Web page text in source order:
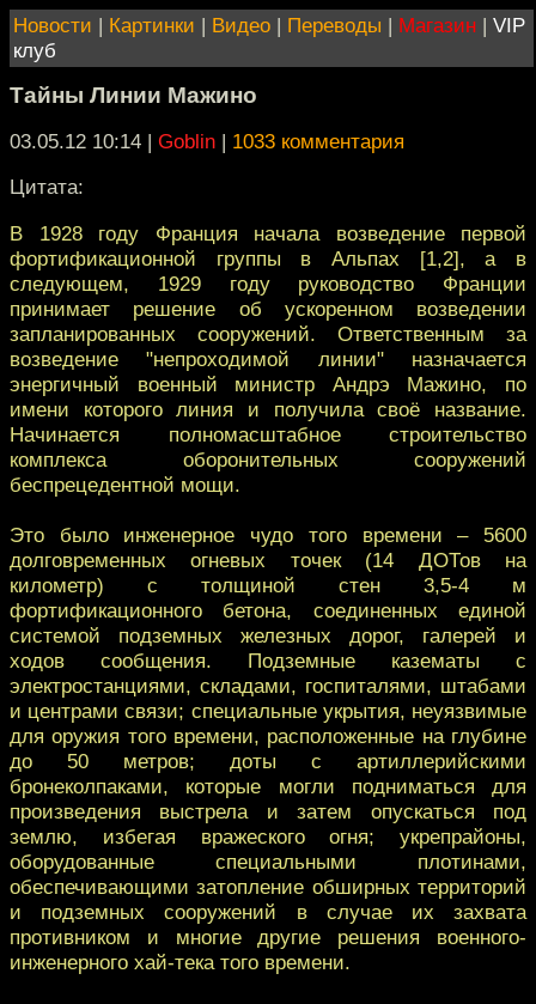
Новости | Картинки | Видео | Переводы | Магазин | VIP
клуб
Тайны Линии Мажино
03.05.12 10:14 | Goblin | 1033 комментария
Цитата:
В 1928 году Франция начала возведение первой
фортификационной группы в Альпах [1,2], а в
следующем, 1929 году руководство Франции
принимает решение об ускоренном возведении
запланированных сооружений. Ответственным за
возведение "непроходимой линии" назначается
энергичный военный министр Андрэ Мажино, по
имени которого линия и получила своё название.
Начинается полномасштабное строительство
комплекса оборонительных сооружений
беспрецедентной мощи.
Это было инженерное чудо того времени – 5600
долговременных огневых точек (14 ДОТов на
километр) с толщиной стен 3,5-4 м
фортификационного бетона, соединенных единой
системой подземных железных дорог, галерей и
ходов сообщения. Подземные казематы с
электростанциями, складами, госпиталями, штабами
и центрами связи; специальные укрытия, неуязвимые
для оружия того времени, расположенные на глубине
до 50 метров; доты с артиллерийскими
бронеколпаками, которые могли подниматься для
произведения выстрела и затем опускаться под
землю, избегая вражеского огня; укрепрайоны,
оборудованные специальными плотинами,
обеспечивающими затопление обширных территорий
и подземных сооружений в случае их захвата
противником и многие другие решения военного-
инженерного хай-тека того времени.